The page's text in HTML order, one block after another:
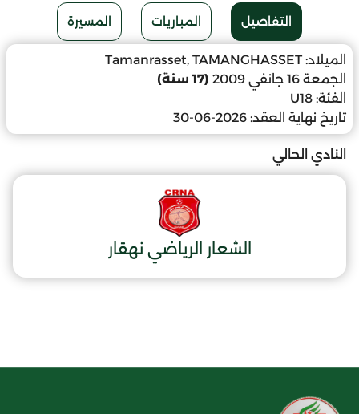
التفاصيل المباريات المسيرة
الميلاد: Tamanrasset, TAMANGHASSET
الجمعة 16 جانفي 2009
(17 سنة)
الفئة: U18
تاريخ نهاية العقد: 2026-06-30
النادي الحالي
الشعار الرياضي نهقار